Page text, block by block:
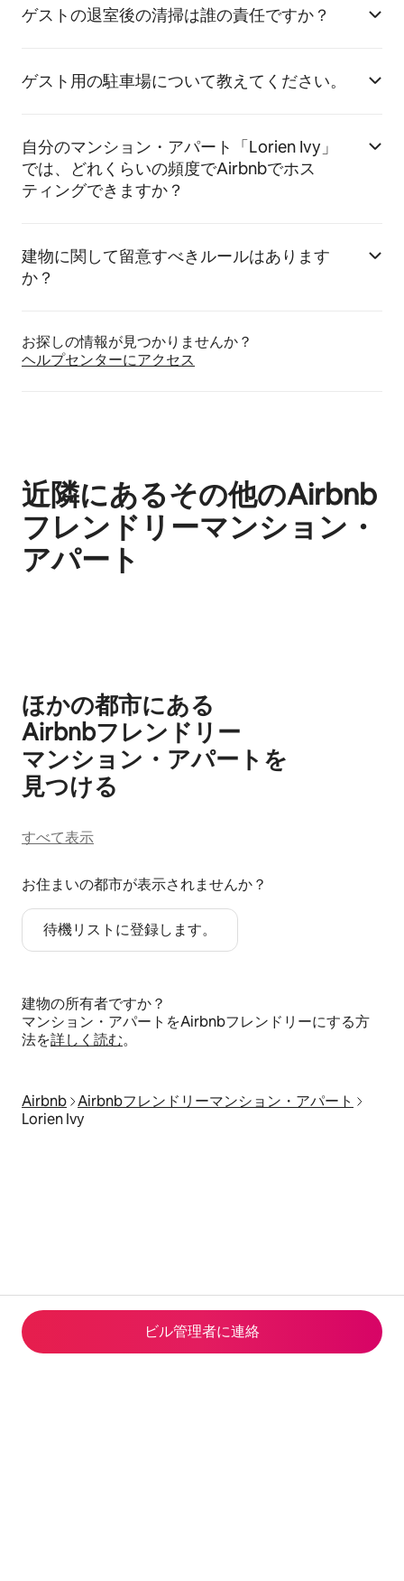
ビル管理者に連⁠絡
ゲストの退室後の清掃は誰の責任ですか？
ゲスト用の駐車場について教えてください。
自分のマンション・アパート「Lorien Ivy」
では、どれくらいの頻度でAirbnbでホス
ティングできますか？
建物に関して留意すべきルールはあります
か？
お探しの情報が見つかりませんか？
ヘルプセンターにア⁠ク⁠セ⁠ス
近隣にあるその他のAirbnb
フレンドリーマンション・
アパート
ほかの都市にある
Airbnb⁠フ⁠レ⁠ン⁠ド⁠リ⁠ー
マ⁠ン⁠シ⁠ョ⁠ン⁠・ア⁠パ⁠ー⁠ト⁠を
見⁠つ⁠け⁠る
すべて表示
お住まいの都市が表示されませんか？
待機リストに登録します。
建物の所有者ですか？
マンション・アパートをAirbnbフレンドリーにする方
法を詳しく読む。
Airbnb Airbnbフレンドリーマンション・アパート
Lorien Ivy